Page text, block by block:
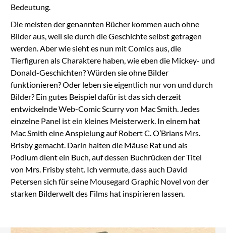
Bedeutung.
Die meisten der genannten Bücher kommen auch ohne
Bilder aus, weil sie durch die Geschichte selbst getragen
werden. Aber wie sieht es nun mit Comics aus, die
Tierfiguren als Charaktere haben, wie eben die Mickey- und
Donald-Geschichten? Würden sie ohne Bilder
funktionieren? Oder leben sie eigentlich nur von und durch
Bilder? Ein gutes Beispiel dafür ist das sich derzeit
entwickelnde Web-Comic Scurry von Mac Smith. Jedes
einzelne Panel ist ein kleines Meisterwerk. In einem hat
Mac Smith eine Anspielung auf Robert C. O’Brians Mrs.
Brisby gemacht. Darin halten die Mäuse Rat und als
Podium dient ein Buch, auf dessen Buchrücken der Titel
von Mrs. Frisby steht. Ich vermute, dass auch David
Petersen sich für seine Mousegard Graphic Novel von der
starken Bilderwelt des Films hat inspirieren lassen.